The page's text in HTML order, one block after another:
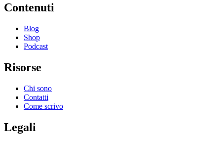
Contenuti
Blog
Shop
Podcast
Risorse
Chi sono
Contatti
Come scrivo
Legali